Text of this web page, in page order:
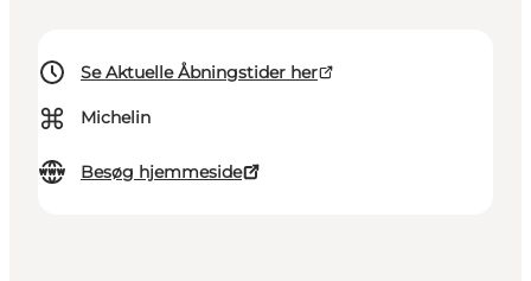
Se Aktuelle Åbningstider her
⌘ Michelin
Besøg hjemmeside